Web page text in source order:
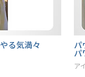
ケーションを
カ